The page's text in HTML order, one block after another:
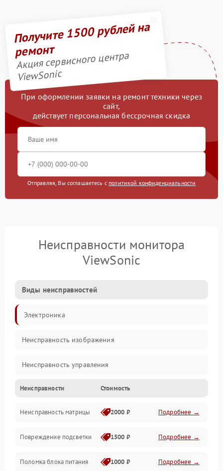
Получите 1500 рублей на
ремонт
Акция сервисного центра
ViewSonic
При оформлении заявки на ремонт техники через
сайт,
действует персональная бессрочная скидка
Отправляя, Вы соглашаетесь с политикой конфиденциальности
Неисправности монитора
ViewSonic
Виды неисправностей
Электроника
Неисправность изображения
Неисправность управления
Неисправность интерфейсов
Прочие неисправности
Неисправность звука
Механические повреждения
Неисправности Стоимость
Неисправность матрицы 2000 ₽ Подробнее →
Повреждение подсветки 1500 ₽ Подробнее →
Поломка блока питания 1000 ₽ Подробнее →